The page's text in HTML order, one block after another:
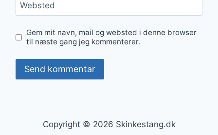
Websted
Gem mit navn, mail og websted i denne browser
til næste gang jeg kommenterer.
Copyright © 2026 Skinkestang.dk